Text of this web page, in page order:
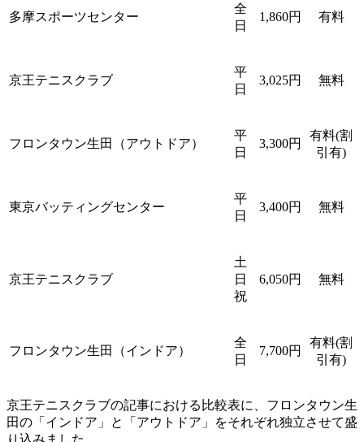
多摩スポーツセンター
全
日
1,860円 有料
京王テニスクラブ
平
日
3,025円 無料
フロンタウン生田（アウトドア）
平
日
3,300円
有料(割
引有)
東京バッティングセンター
平
日
3,400円 無料
京王テニスクラブ
土
日
祝
6,050円 無料
フロンタウン生田（インドア）
全
日
7,700円
有料(割
引有)
京王テニスクラブの記事における比較表に、フロンタウン生
田の「インドア」と「アウトドア」をそれぞれ独立させて盛